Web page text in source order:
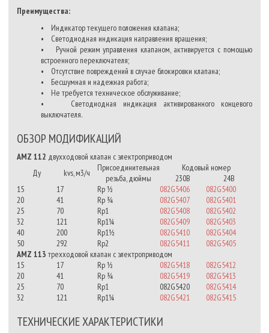
Преимущества:
• Индикатор текущего положения клапана;
• Светодиодная индикация направления вращения;
• Ручной режим управления клапаном, активируется с помощью
встроенного переключателя;
• Отсутствие повреждений в случае блокировки клапана;
• Бесшумная и надежная работа;
• Не требуется техническое обслуживание;
• Светодиодная индикация активированного концевого
выключателя.
ОБЗОР МОДИФИКАЦИЙ
AMZ 112 двухходовой клапан с электроприводом
Ду
kvs, м3/ч
Присоединительная
резьба, дюймы
Кодовый номер
230В
24В
15
17 Rp ½ 082G5406
082G5400
20
41 Rp ¾ 082G5407
082G5401
25
70 Rp1 082G5408
082G5402
32
121 Rp1¼ 082G5409
082G5403
40
200 Rp1½ 082G5410
082G5404
50
292 Rp2 082G5411
082G5405
AMZ 113 трехходовой клапан с электроприводом
15
17 Rp ½ 082G5418
082G5412
20
41 Rp ¾ 082G5419
082G5413
25
70 Rp1 082G5420
082G5414
32
121 Rp1¼ 082G5421 082G5415
ТЕХНИЧЕСКИЕ ХАРАКТЕРИСТИКИ